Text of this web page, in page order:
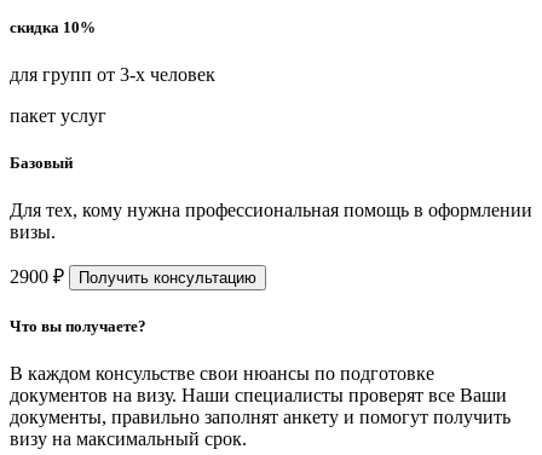
скидка 10%
для групп от 3-х человек
пакет услуг
Базовый
Для тех, кому нужна профессиональная помощь в оформлении
визы.
2900 ₽ Получить консультацию
Что вы получаете?
В каждом консульстве свои нюансы по подготовке
документов на визу. Наши специалисты проверят все Ваши
документы, правильно заполнят анкету и помогут получить
визу на максимальный срок.